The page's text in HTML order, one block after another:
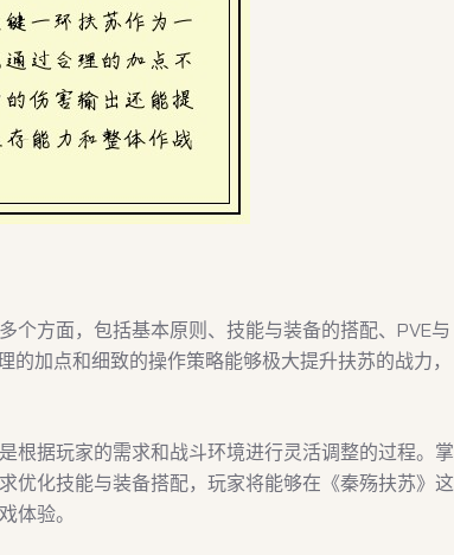
个方面，包括基本原则、技能与装备的搭配、PVE与
加点和细致的操作策略能够极大提升扶苏的战力，
根据玩家的需求和战斗环境进行灵活调整的过程。掌
优化技能与装备搭配，玩家将能够在《秦殇扶苏》这
体验。